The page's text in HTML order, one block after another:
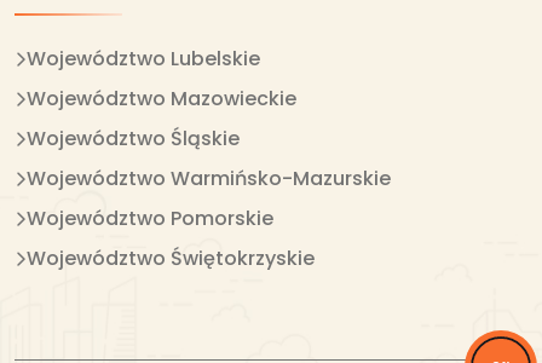
Województwo Lubelskie
Województwo Mazowieckie
Województwo Śląskie
Województwo Warmińsko-Mazurskie
Województwo Pomorskie
Województwo Świętokrzyskie